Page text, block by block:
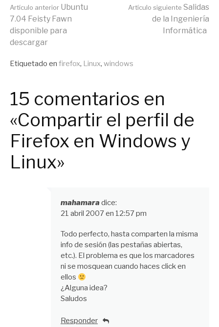
Seguir
leyendo
Artículo anterior Ubuntu
7.04 Feisty Fawn
disponible para
descargar
Artículo siguiente Salidas
de la Ingeniería
Informática
Publicado
Etiquetado en firefox, Linux, windows
15 comentarios en
« Compartir el perfil de
Firefox en Windows y
Linux»
mahamara dice:
21 abril 2007 en 12:57 pm
Todo perfecto, hasta comparten la misma
info de sesión (las pestañas abiertas,
etc.). El problema es que los marcadores
ni se mosquean cuando haces click en
ellos
¿Alguna idea?
Saludos
Responder